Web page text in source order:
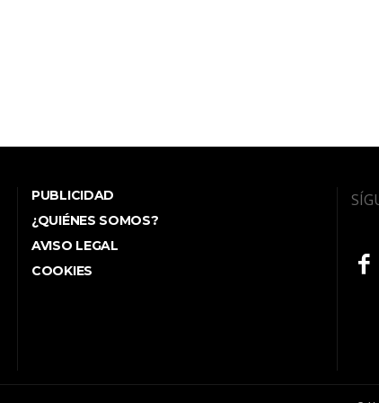
PUBLICIDAD
¿QUIÉNES SOMOS?
AVISO LEGAL
COOKIES